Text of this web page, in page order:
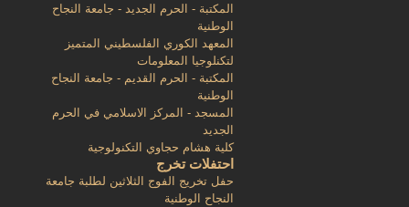
المكتبة - الحرم الجديد - جامعة النجاح
الوطنية
المعهد الكوري الفلسطيني المتميز
لتكنلوجيا المعلومات
المكتبة - الحرم القديم - جامعة النجاح
الوطنية
المسجد - المركز الاسلامي في الحرم
الجديد
كلية هشام حجاوي التكنولوجية
احتفلات تخرج
حفل تخريج الفوج الثلاثين لطلبة جامعة
النجاح الوطنية